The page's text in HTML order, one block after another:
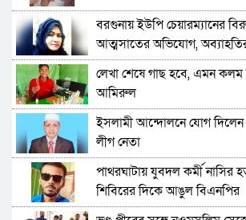
বরগুনায় ইউপি চেয়ারম্যানের
আত্মসাতের অভিযোগ,
লেখা শেষে গাছ হবে, এমন কলম
আমিরুল
ইসলামী আন্দোলনে যোগ
লীগ নেতা
পাথরঘাটায় যুবদল কর্মী নাসির
শিবিরের দিকে আঙুল বিএনপির